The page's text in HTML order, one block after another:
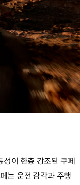
이 한층 강조된 쿠페
는 운전 감각과 주행